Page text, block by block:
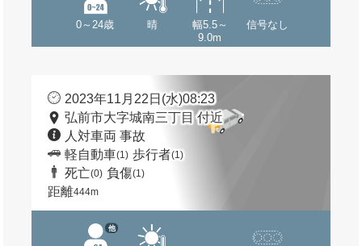
0～24歳 晴
幅5.5～
9.0m
信号なし
2023年11月22日(水)08:23
弘前市大字城南三丁目 付近
人対車両 事故
軽自動車(1) 歩行者(1)
死亡(0) 負傷(1)
距離444m
他